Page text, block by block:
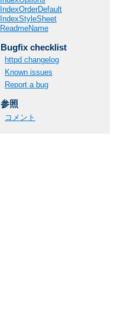
IndexOrderDefault
IndexStyleSheet
ReadmeName
Bugfix checklist
httpd changelog
Known issues
Report a bug
参照
コメント